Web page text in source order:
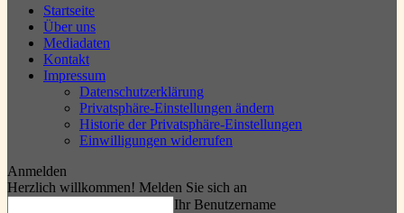
Startseite
Über uns
Mediadaten
Kontakt
Impressum
Datenschutzerklärung
Privatsphäre-Einstellungen ändern
Historie der Privatsphäre-Einstellungen
Einwilligungen widerrufen
Anmelden
Herzlich willkommen! Melden Sie sich an
Ihr Benutzername